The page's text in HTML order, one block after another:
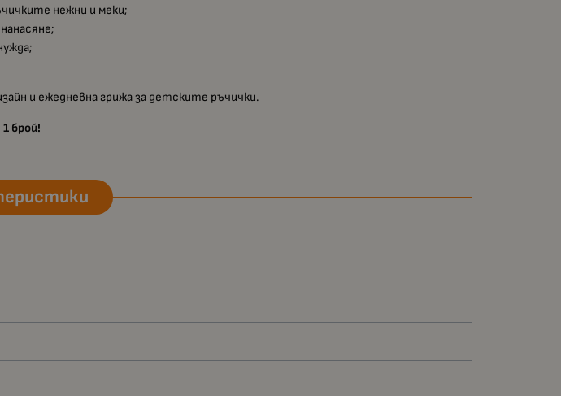
нежни и меки;
и ежедневна грижа за детските ръчички.
брой!